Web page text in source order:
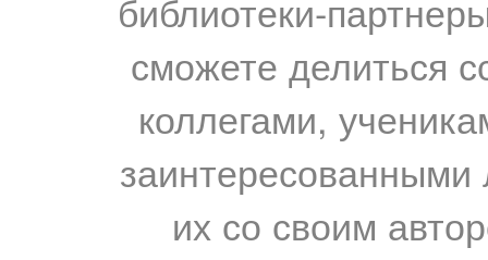
библиотеки-
сможете делиться
коллегами,
их со своим